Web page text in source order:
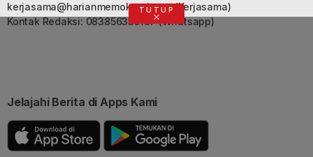
kerjasama@harianmemokepri.com(Kerjasama)
Kontak Redaksi: 083856335187 (Whatsapp)
Jelajahi Berita di Apps Kami
TUTUP